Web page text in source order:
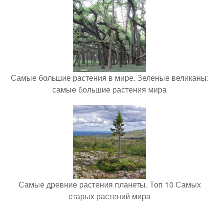
Самые большие растения в мире. Зеленые великаны:
самые большие растения мира
Самые древние растения планеты. Топ 10 Самых
старых растений мира